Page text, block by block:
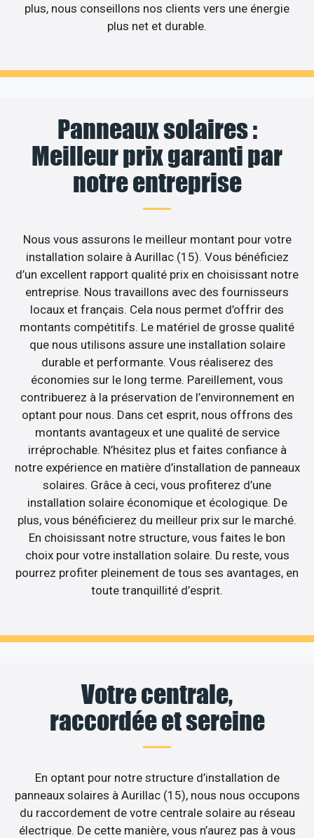
plus, nous conseillons nos clients vers une énergie
plus net et durable.
Panneaux solaires :
Meilleur prix garanti par
notre entreprise
Nous vous assurons le meilleur montant pour votre
installation solaire à Aurillac (15). Vous bénéficiez
d’un excellent rapport qualité prix en choisissant notre
entreprise. Nous travaillons avec des fournisseurs
locaux et français. Cela nous permet d’offrir des
montants compétitifs. Le matériel de grosse qualité
que nous utilisons assure une installation solaire
durable et performante. Vous réaliserez des
économies sur le long terme. Pareillement, vous
contribuerez à la préservation de l’environnement en
optant pour nous. Dans cet esprit, nous offrons des
montants avantageux et une qualité de service
irréprochable. N’hésitez plus et faites confiance à
notre expérience en matière d’installation de panneaux
solaires. Grâce à ceci, vous profiterez d’une
installation solaire économique et écologique. De
plus, vous bénéficierez du meilleur prix sur le marché.
En choisissant notre structure, vous faites le bon
choix pour votre installation solaire. Du reste, vous
pourrez profiter pleinement de tous ses avantages, en
toute tranquillité d’esprit.
Votre centrale,
raccordée et sereine
En optant pour notre structure d’installation de
panneaux solaires à Aurillac (15), nous nous occupons
du raccordement de votre centrale solaire au réseau
électrique. De cette manière, vous n’aurez pas à vous